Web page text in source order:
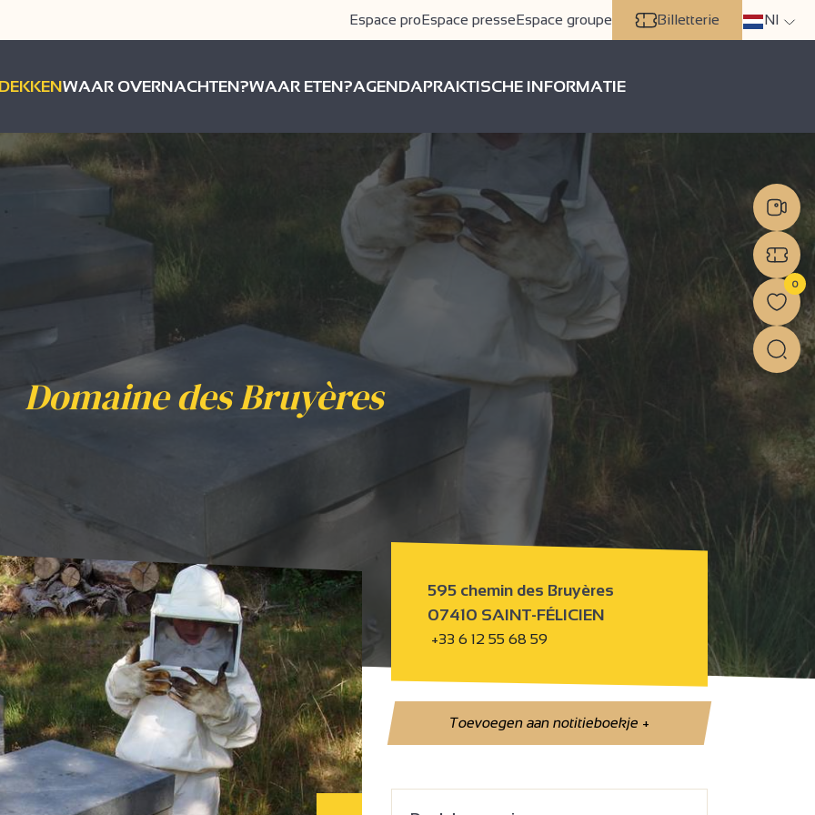
Espace proEspace presseEspace groupe Billetterie Nl
WAAR OVERNACHTEN?WAAR ETEN?AGENDAPRAKTISCHE INFORMATIE
Domaine des Bruyères
595 chemin des Bruyères
07410 SAINT-FÉLICIEN
+33 6 12 55 68 59
Toevoegen aan notitieboekje+
0